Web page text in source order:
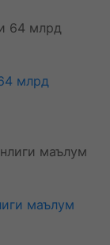
млрд
маълум